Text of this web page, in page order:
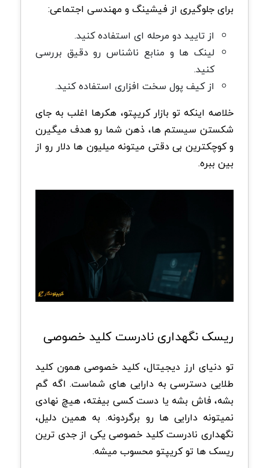
برای جلوگیری از فیشینگ و مهندسی اجتماعی:
از تایید دو مرحله ای استفاده کنید.
لینک ها و منابع ناشناس رو دقیق بررسی
کنید.
از کیف پول سخت افزاری استفاده کنید.
خلاصه اینکه تو بازار کریپتو، هکرها اغلب به جای
شکستن سیستم ها، ذهن شما رو هدف میگیرن
و کوچکترین بی دقتی میتونه میلیون ها دلار رو از
بین ببره.
ریسک نگهداری نادرست کلید خصوصی
تو دنیای ارز دیجیتال، کلید خصوصی همون کلید
طلایی دسترسی به دارایی های شماست. اگه گم
بشه، فاش بشه یا دست کسی بیفته، هیچ نهادی
نمیتونه دارایی ها رو برگردونه. به همین دلیل،
نگهداری نادرست کلید خصوصی یکی از جدی ترین
ریسک ها تو کریپتو محسوب میشه.